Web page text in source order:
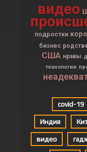
видео
подростки
бизнес
США нравы
технологии
covid-19
Индия
видео